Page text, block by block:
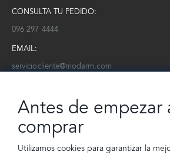
CONSULTA TU PEDIDO:
096 297 4444
EMAIL:
serviciocliente@modarm.com
Conoce toda la información sobre últimas
Subscríbete a nuestro newsletter
Antes de empezar
comprar
Utilizamos cookies para garantizar la